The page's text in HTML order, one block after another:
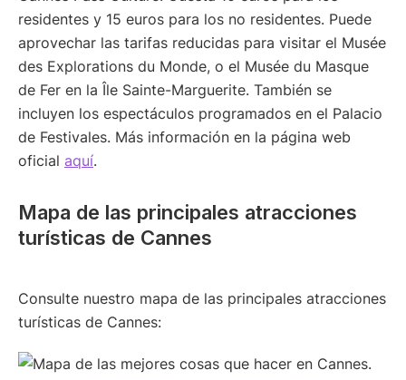
residentes y 15 euros para los no residentes. Puede
aprovechar las tarifas reducidas para visitar el Musée
des Explorations du Monde, o el Musée du Masque
de Fer en la Île Sainte-Marguerite. También se
incluyen los espectáculos programados en el Palacio
de Festivales. Más información en la página web
oficial aquí.
Mapa de las principales atracciones
turísticas de Cannes
Consulte nuestro mapa de las principales atracciones
turísticas de Cannes: